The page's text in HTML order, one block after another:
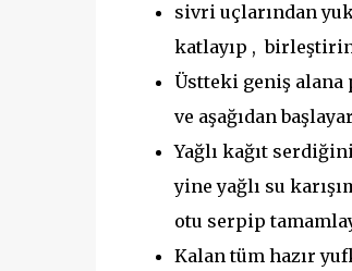
sivri uçlarından
katlayıp ,
Üstteki geniş alana
ve aşağıdan
Yağlı kağıt
yine yağlı su
otu serpip
Kalan tüm hazır